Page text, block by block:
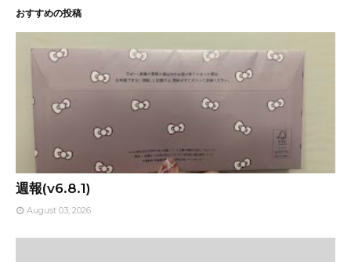
おすすめの投稿
週報(v6.8.1)
August 03, 2026